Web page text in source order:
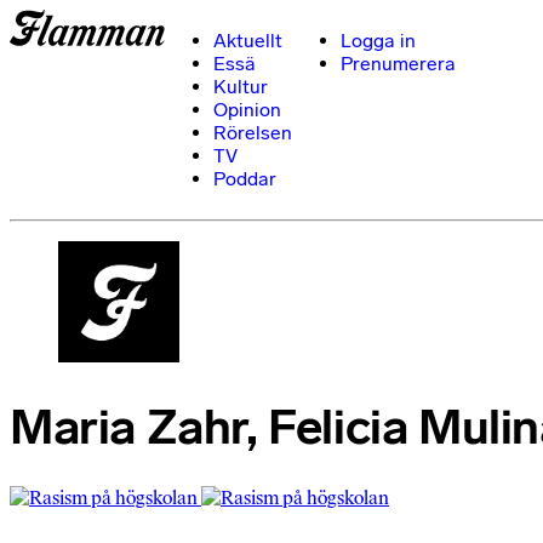
Aktuellt
Essä
Kultur
Opinion
Rörelsen
TV
Poddar
Logga in
Prenumerera
Maria Zahr, Felicia